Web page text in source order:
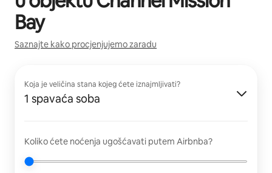
Bay
Saznajte kako procjenjujemo zaradu
Koja je veličina stana kojeg ćete iznajmljivati?
1 spavaća soba
Koliko ćete noćenja ugošćavati putem Airbnba?